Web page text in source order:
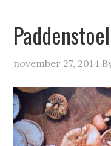
november 27, 2014